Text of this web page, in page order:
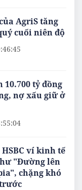
AgriS tăng
cuối niên độ
10.700 tỷ đồng
nợ xấu giữ ở
ví kinh tế
"Đường lên
chặng khó